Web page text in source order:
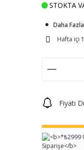
STOKTA
Daha Fazla
Hafta içi
Fiyatı